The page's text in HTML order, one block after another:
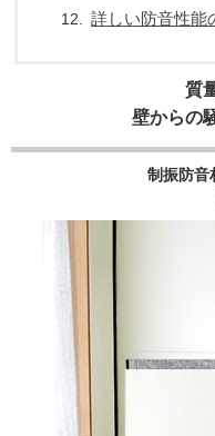
12.詳しい防音性能
質
壁からの
制振防音